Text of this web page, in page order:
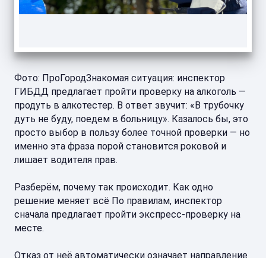
Фото: ПроГородЗнакомая ситуация: инспектор
ГИБДД предлагает пройти проверку на алкоголь —
продуть в алкотестер. В ответ звучит: «В трубочку
дуть не буду, поедем в больницу». Казалось бы, это
просто выбор в пользу более точной проверки — но
именно эта фраза порой становится роковой и
лишает водителя прав.
Разберём, почему так происходит. Как одно
решение меняет всё По правилам, инспектор
сначала предлагает пройти экспресс‑проверку на
месте.
Отказ от неё автоматически означает направление